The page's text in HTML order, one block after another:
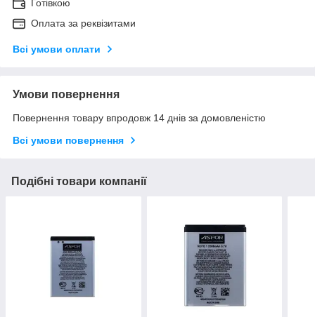
Готівкою
Оплата за реквізитами
Всі умови оплати
Умови повернення
Повернення товару впродовж 14 днів за домовленістю
Всі умови повернення
Подібні товари компанії